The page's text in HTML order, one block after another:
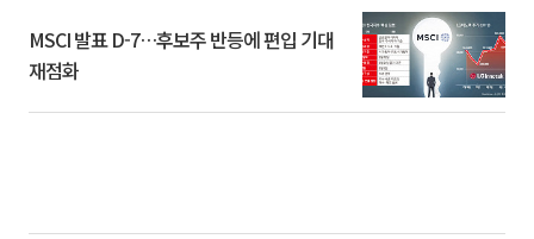
MSCI 발표 D-7…후보주 반등에 편입 기대
재점화